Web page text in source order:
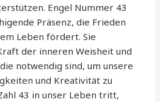
Engel Nummer 43
Präsenz, die Frieden
Leben fördert. Sie
der inneren Weisheit und
notwendig sind, um unsere
und Kreativität zu
43 in unser Leben tritt,